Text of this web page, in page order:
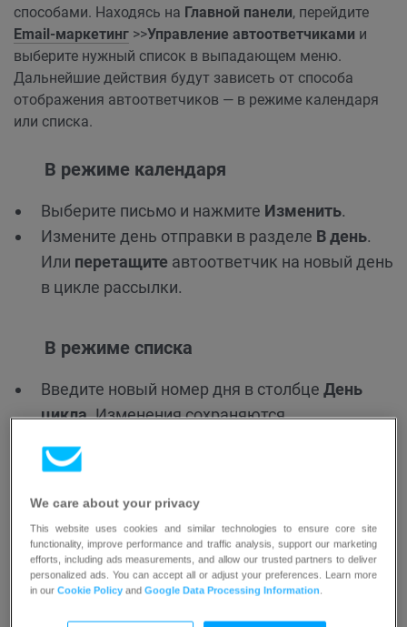
способами. Находясь на Главной панели, перейдите
Email-маркетинг >>Управление автоответчиками и
выберите нужный список в выпадающем меню.
Дальнейшие действия будут зависеть от способа
отображения автоответчиков — в режиме календаря
или списка.
В режиме календаря
Выберите письмо и нажмите Изменить.
Измените день отправки в разделе В день.
Или перетащите автоответчик на новый день
в цикле рассылки.
В режиме списка
Введите новый номер дня в столбце День
цикла. Изменения сохраняются
We care about your privacy
This website uses cookies and similar technologies to ensure core site
functionality, improve performance and traffic analysis, support our marketing
efforts, including ads measurements, and allow our trusted partners to deliver
personalized ads. You can accept all or adjust your preferences. Learn more
in ourCookie Policy andGoogle Data Processing Information.